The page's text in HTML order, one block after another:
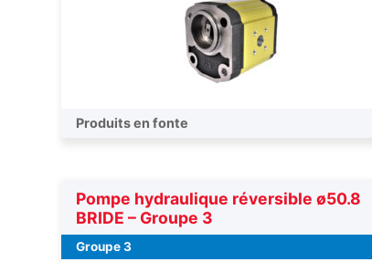
Produits en fonte
Pompe hydraulique réversible ø50.8
BRIDE – Groupe 3
Groupe 3